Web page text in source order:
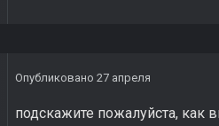
Опубликовано 27 апреля
подскажите пожалуйста, как